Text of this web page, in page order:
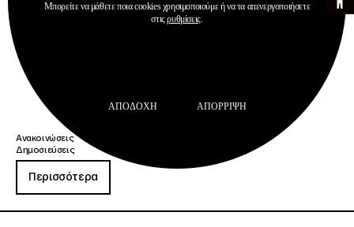
Ανακοινώσεις
Δημοσιεύσεις
Περισσότερα
Μπορείτε να μάθετε ποια cookies χρησιμοποιούμε ή να τα απενεργοποιήσετε
στιςρυθμίσεις.
ΑΠΟΔΟΧΉ ΑΠΌΡΡΙΨΗ